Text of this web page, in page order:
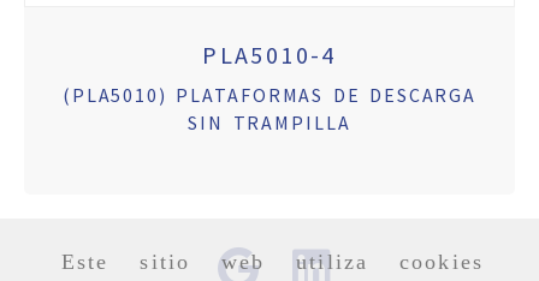
Este sitio web utiliza cookies
PLA5010-4
(PLA5010) PLATAFORMAS DE DESCARGA
SIN TRAMPILLA